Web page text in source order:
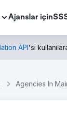
Ajanslar için
API'si
Agencies In